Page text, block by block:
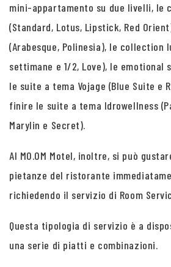
mini-appartamento su due livelli, le
(Standard, Lotus, Lipstick, Red
(Arabesque, Polinesia), le collection
settimane e 1/2, Love), le emotional
le suite a tema Vojage (Blue Suite e
finire le suite a tema Idrowellness
Marylin e Secret).
Al MO.OM Motel, inoltre, si può
pietanze del ristorante
richiedendo il servizio di Room
Questa tipologia di servizio è a
una serie di piatti e combinazioni.